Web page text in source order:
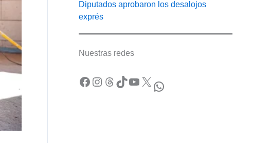
Diputados aprobaron los desalojos
exprés
Nuestras redes
Facebook Instagram Threads TikTok YouTube X WhatsApp